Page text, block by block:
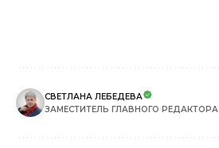
СВЕТЛАНА ЛЕБЕДЕВА
ЗАМЕСТИТЕЛЬ ГЛАВНОГО РЕДАКТОРА